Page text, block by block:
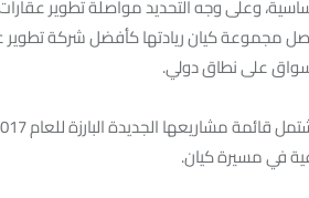
وعلى وجه التحديد مواصلة تطوير
مجموعة كيان ريادتها كأفضل شركة تطوير
على نطاق دولي.
في مسيرة كيان.